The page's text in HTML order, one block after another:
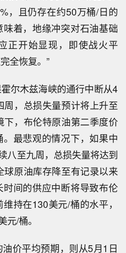
，且仍存在约50万桶/日的
着，地缘冲突对石油基础
正开始显现，即使战火平
全恢复。”
尔木兹海峡的通行中断从4
周，总损失量预计将上升至
，布伦特原油第二季度价
最悲观的情况下，如果中
八至九周，总损失量将达到
原油库存降至有记录以来
间的供应中断将导致布伦
持在130美元/桶的水平，
/桶。
价平均预期，则从5月1日